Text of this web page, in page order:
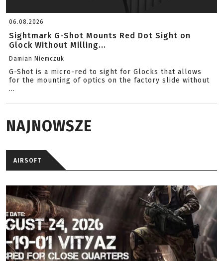
06.08.2026
Sightmark G-Shot Mounts Red Dot Sight on
Glock Without Milling...
Damian Niemczuk
G-Shot is a micro-red to sight for Glocks that allows
for the mounting of optics on the factory slide without
...
NAJNOWSZE
AIRSOFT